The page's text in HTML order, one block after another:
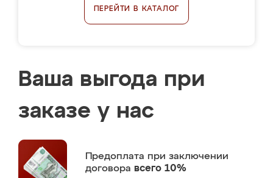
ПЕРЕЙТИ В КАТАЛОГ
Ваша выгода при
заказе у нас
Предоплата при заключении
договора всего 10%